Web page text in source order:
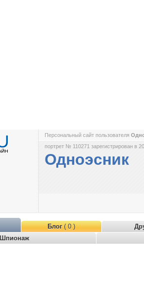
Персональный сайт пользователя
портрет № 110271 зарегистрирован в
Одноэсник
Блог( 0 )
Шпионаж